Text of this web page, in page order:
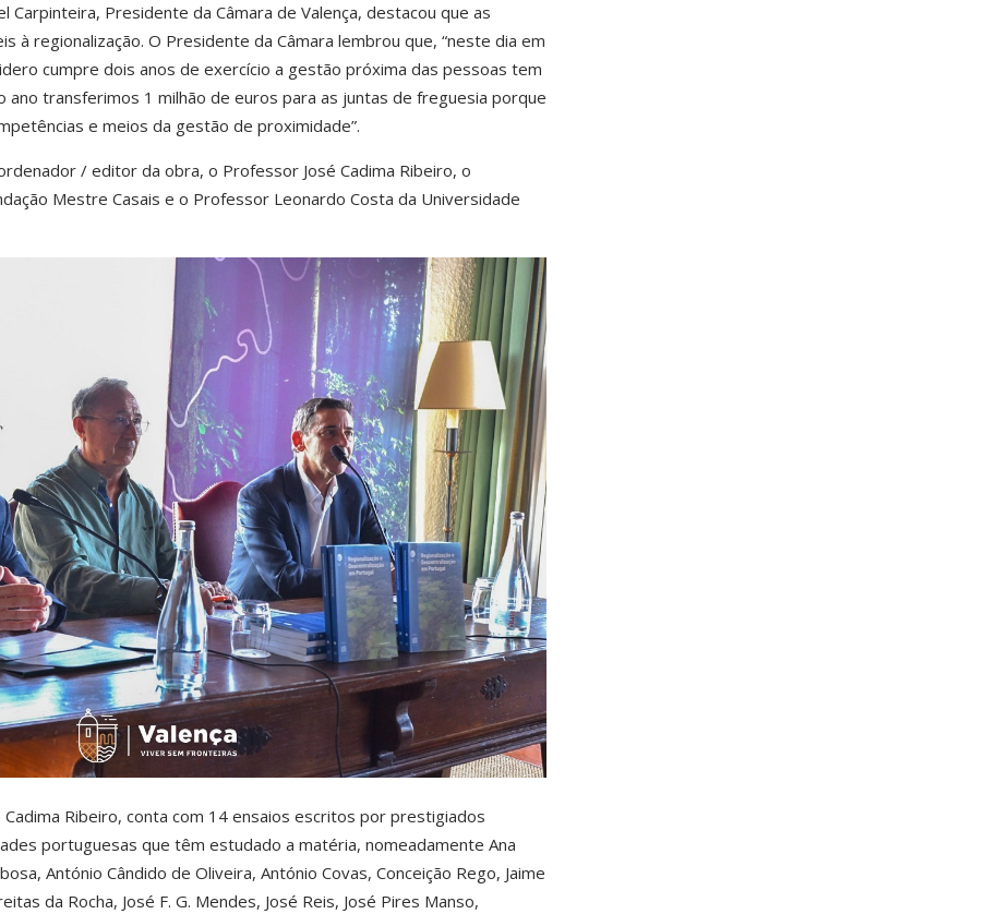
Carpinteira, Presidente da Câmara de Valença, destacou que as
à regionalização. O Presidente da Câmara lembrou que, “neste dia em
cumpre dois anos de exercício a gestão próxima das pessoas tem
ano transferimos 1 milhão de euros para as juntas de freguesia porque
e meios da gestão de proximidade”.
/ editor da obra, o Professor José Cadima Ribeiro, o
Mestre Casais e o Professor Leonardo Costa da Universidade
Ribeiro, conta com 14 ensaios escritos por prestigiados
portuguesas que têm estudado a matéria, nomeadamente Ana
António Cândido de Oliveira, António Covas, Conceição Rego, Jaime
da Rocha, José F. G. Mendes, José Reis, José Pires Manso,